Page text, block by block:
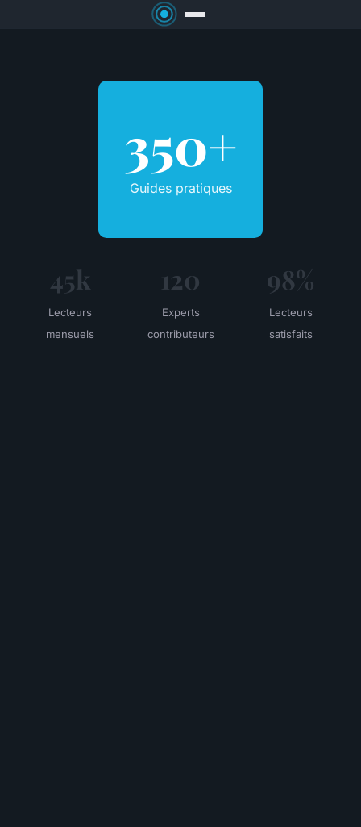
350+
Guides pratiques
45k
Lecteurs
mensuels
120
Experts
contributeurs
98%
Lecteurs
satisfaits